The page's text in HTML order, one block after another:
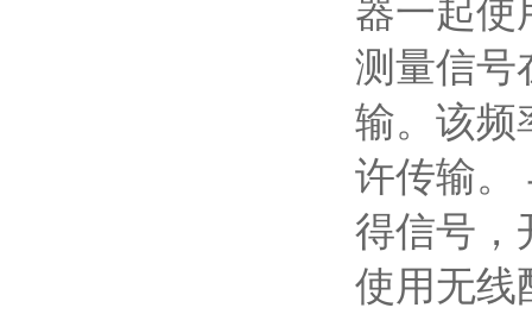
器一起使
测量信号
输。该频
许传输。
得信号，
使用无线